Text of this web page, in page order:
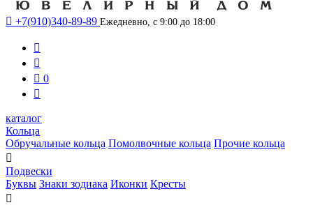
 +7(910)340-89-89 Ежедневно, с 9:00 до 18:00


 0

каталог
Кольца
Обручальные кольца Помолвочные кольца Прочие кольца

Подвески
Буквы Знаки зодиака Иконки Кресты
